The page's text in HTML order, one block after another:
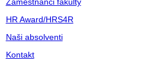
HR Award/HRS4R
Naši absolventi
Kontakt